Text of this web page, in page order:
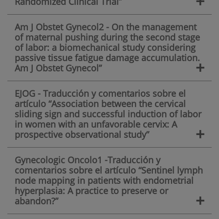
Am J Obstet Gynecol2 - On the management
of maternal pushing during the second stage
of labor: a biomechanical study considering
passive tissue fatigue damage accumulation.
Am J Obstet Gynecol”
+
EJOG - Traducción y comentarios sobre el
artículo “Association between the cervical
sliding sign and successful induction of labor
in women with an unfavorable cervix: A
prospective observational study”
+
Gynecologic Oncolo1 -Traducción y
comentarios sobre el artículo “Sentinel lymph
node mapping in patients with endometrial
hyperplasia: A practice to preserve or
abandon?”
+